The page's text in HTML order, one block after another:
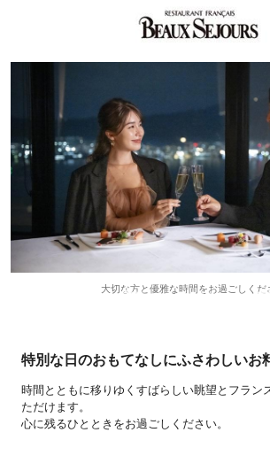
大切な方と優雅な時間をお過ごしくだ
特別な日のおもてなしにふさわしいお
時間とともに移りゆくすばらしい眺望とフラン
ただけます。
心に残るひとときをお過ごしください。